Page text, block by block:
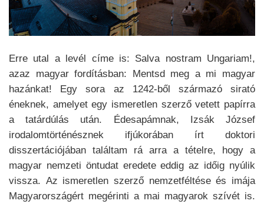
Erre utal a levél címe is: Salva nostram Ungariam!,
azaz magyar fordításban: Mentsd meg a mi magyar
hazánkat! Egy sora az 1242-ből származó sirató
éneknek, amelyet egy ismeretlen szerző vetett papírra
a tatárdúlás után. Édesapámnak, Izsák József
irodalomtörténésznek ifjúkorában írt doktori
disszertációjában találtam rá arra a tételre, hogy a
magyar nemzeti öntudat eredete eddig az időig nyúlik
vissza. Az ismeretlen szerző nemzetféltése és imája
Magyarországért megérinti a mai magyarok szívét is.